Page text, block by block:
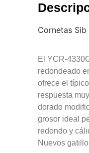
Cornetas Sib
El YCR-
redondeado
ofrece el
respuesta
dorado
grosor ideal
redondo y
Nuevos